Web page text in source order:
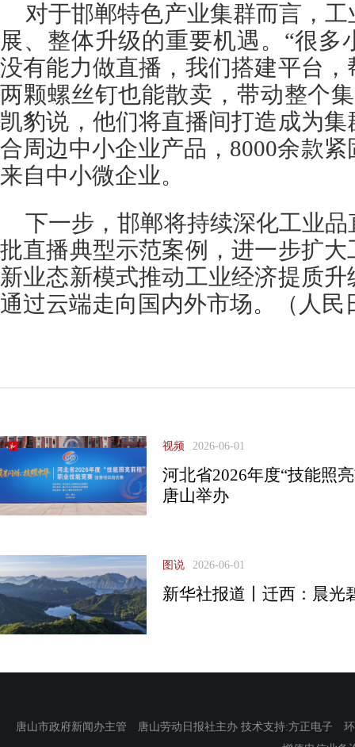
对于邯郸特色产业集群而言，
展、整体升级的重要机遇。“很多
没有能力做直播，我们搭建平台
两颗螺丝钉也能散卖，带动整个
凯豹说，他们将直播间打造成为
合周边中小企业产品，8000余款
来自中小微企业。
下一步，邯郸将持续深化工业
批直播典型示范案例，进一步扩
新业态新模式推动工业经济提质
通过云端走向国内外市场。
（人民
视频 2026-06-01
河北省2026年度“技能照
唐山举办
图说 2026-06-01
新华社报道丨迁西：晨光
唐山市政府新闻办主管 唐山劳动日报社主办 技术支持:方正电子